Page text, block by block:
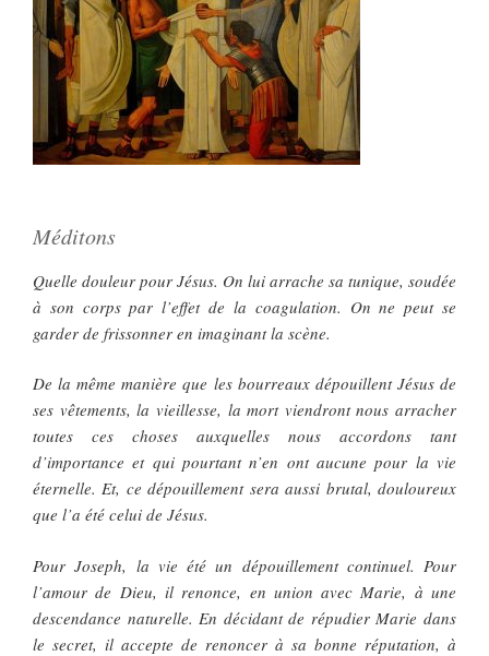
Méditons
Quelle douleur pour Jésus. On lui arrache sa tunique, soudée
à son corps par l’effet de la coagulation. On ne peut se
garder de frissonner en imaginant la scène.
De la même manière que les bourreaux dépouillent Jésus de
ses vêtements, la vieillesse, la mort viendront nous arracher
toutes ces choses auxquelles nous accordons tant
d’importance et qui pourtant n’en ont aucune pour la vie
éternelle. Et, ce dépouillement sera aussi brutal, douloureux
que l’a été celui de Jésus.
Pour Joseph, la vie été un dépouillement continuel. Pour
l’amour de Dieu, il renonce, en union avec Marie, à une
descendance naturelle. En décidant de répudier Marie dans
le secret, il accepte de renoncer à sa bonne réputation, à